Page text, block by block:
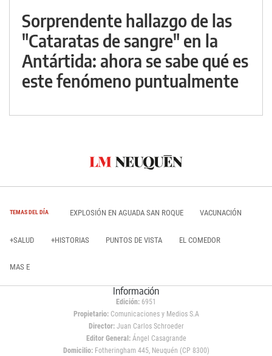
Sorprendente hallazgo de las
"Cataratas de sangre" en la
Antártida: ahora se sabe qué es
este fenómeno puntualmente
TEMAS DEL DÍA EXPLOSIÓN EN AGUADA SAN ROQUE VACUNACIÓN
+SALUD +HISTORIAS PUNTOS DE VISTA EL COMEDOR
MAS E
Información
Edición: 6951
Propietario:Comunicaciones y Medios S.A
Director: Juan Carlos Schroeder
Editor General:Ángel Casagrande
Domicilio:Fotheringham 445, Neuquén (CP 8300)